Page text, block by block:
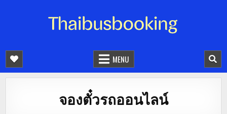
จองตั๋วรถออนไลน์ 24 ชั่วโมง
MENU
จองตั๋วรถออนไลน์